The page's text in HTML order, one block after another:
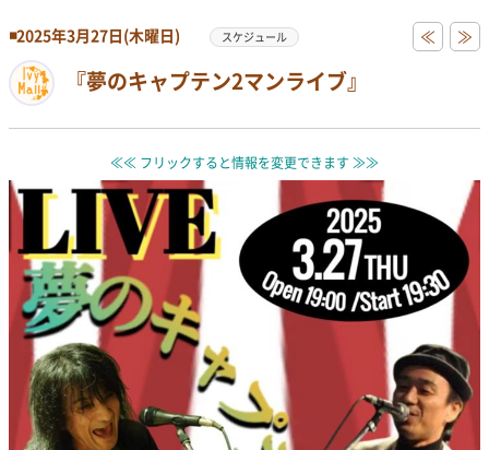
◾️2025年3月27日(木曜日) スケジュール ≪ ≫
『夢のキャプテン2マンライブ』
≪≪ フリックすると情報を変更できます ≫≫